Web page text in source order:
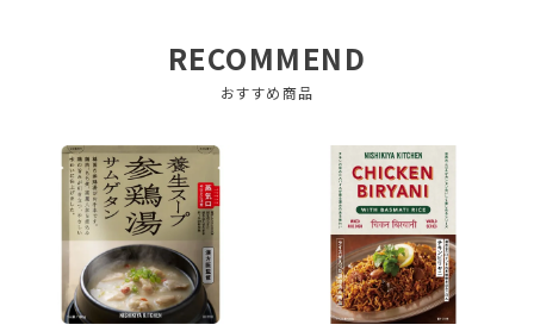
RECOMMEND
おすすめ商品